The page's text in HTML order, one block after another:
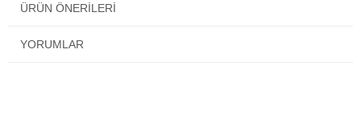
ÜRÜN ÖNERILERI
YORUMLAR